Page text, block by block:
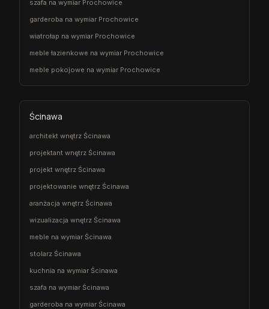
szafa na wymiar Prochowice
garderoba na wymiar Prochowice
wiatrołap na wymiar Prochowice
meble łazienkowe na wymiar Prochowice
meble pokojowe na wymiar Prochowice
Ścinawa
architekt wnętrz Ścinawa
projektant wnętrz Ścinawa
projekt wnętrz Ścinawa
projektowanie wnętrz Ścinawa
aranżacja wnętrz Ścinawa
wizualizacja wnętrz Ścinawa
meble na wymiar Ścinawa
stolarz Ścinawa
kuchnia na wymiar Ścinawa
szafa na wymiar Ścinawa
garderoba na wymiar Ścinawa